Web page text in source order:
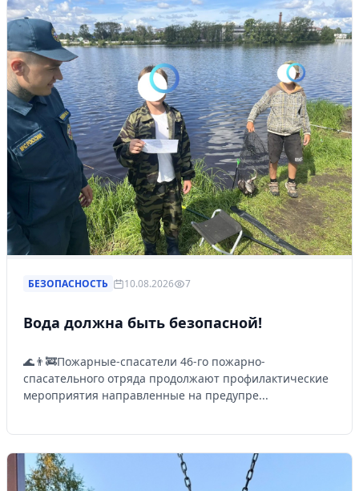
БЕЗОПАСНОСТЬ 10.08.2026 7
Вода должна быть безопасной!
🌊👨‍🚒Пожарные-спасатели 46-го пожарно-
спасательного отряда продолжают профилактические
мероприятия направленные на предупре...